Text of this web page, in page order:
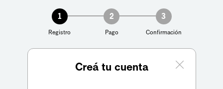
1
Registro
2
Pago
3
Confirmación
Creá tu cuenta